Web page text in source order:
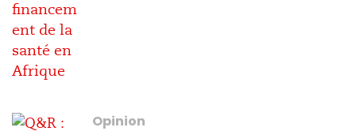
Opinion